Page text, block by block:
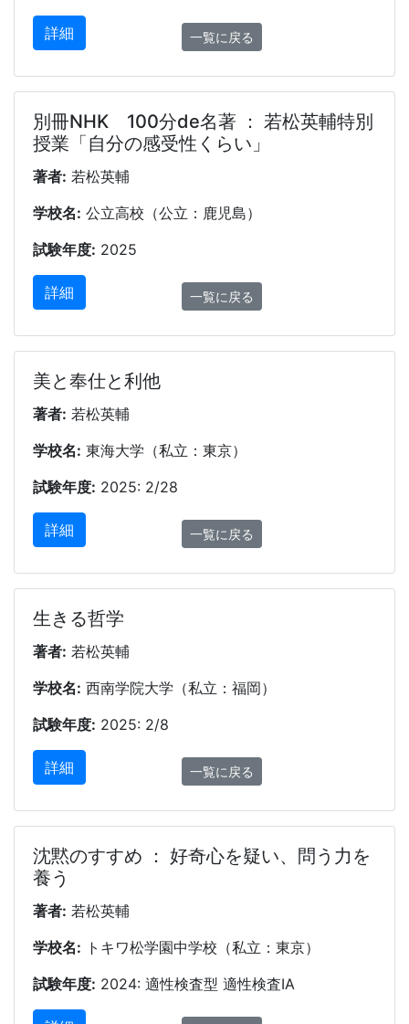
詳細 一覧に戻る
別冊NHK 100分de名著 ： 若松英輔特別
授業「自分の感受性くらい」
著者: 若松英輔
学校名: 公立高校（公立：鹿児島）
試験年度: 2025
詳細 一覧に戻る
美と奉仕と利他
著者: 若松英輔
学校名: 東海大学（私立：東京）
試験年度: 2025: 2/28
詳細 一覧に戻る
生きる哲学
著者: 若松英輔
学校名: 西南学院大学（私立：福岡）
試験年度: 2025: 2/8
詳細 一覧に戻る
沈黙のすすめ ： 好奇心を疑い、問う力を
養う
著者: 若松英輔
学校名: トキワ松学園中学校（私立：東京）
試験年度: 2024: 適性検査型 適性検査ⅠA